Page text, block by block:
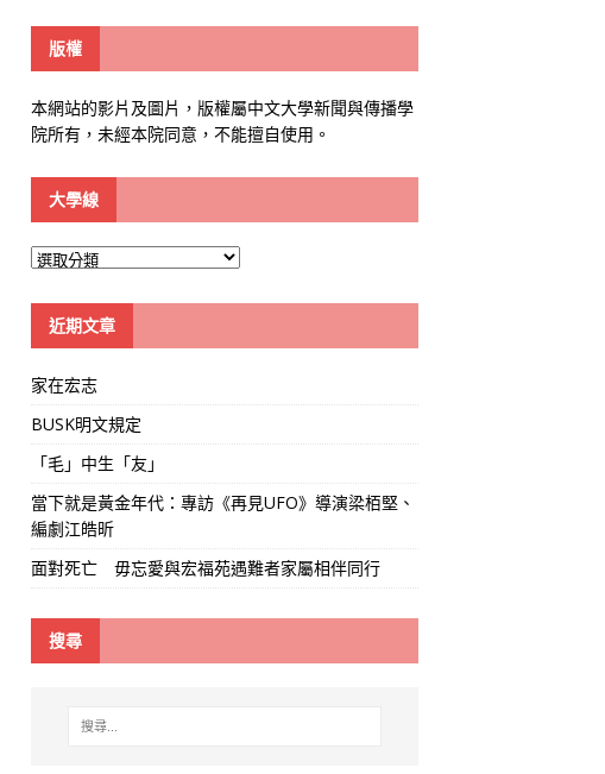
版權
本網站的影片及圖片，版權屬中文大學新聞與傳播學
院所有，未經本院同意，不能擅自使用。
大學線
大
線
近期文章
家在宏志
BUSK明文規定
「毛」中生「友」
當下就是黃金年代：專訪《再見UFO》導演梁栢堅、
編劇江皓昕
面對死亡 毋忘愛與宏福苑遇難者家屬相伴同行
搜尋